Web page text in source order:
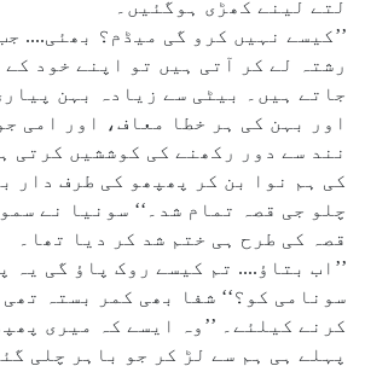
لتے لینے کھڑی ہوگئیں۔
’’کیسے نہیں کرو گی میڈم؟ بھئی....
رشتہ لے کر آتی ہیں تو اپنے خود کے
جاتے ہیں۔ بیٹی سے زیادہ بہن
اور بہن کی ہر خطا معاف، اور امی
نند سے دور رکھنے کی کوششیں کرتی
کی ہم نوا بن کر پھپھو کی طرف دار
چلو جی قصہ تمام شد۔‘‘ سونیا نے
قصہ کی طرح ہی ختم شد کر دیا تھا۔
’’اب بتاؤ.... تم کیسے روک پاؤ گی یہ
سونامی کو؟‘‘ شفا بھی کمر بستہ تھی
کرنے کیلئے۔ ’’وہ ایسے کہ میری
پہلے ہی ہم سے لڑ کر جو باہر چلی